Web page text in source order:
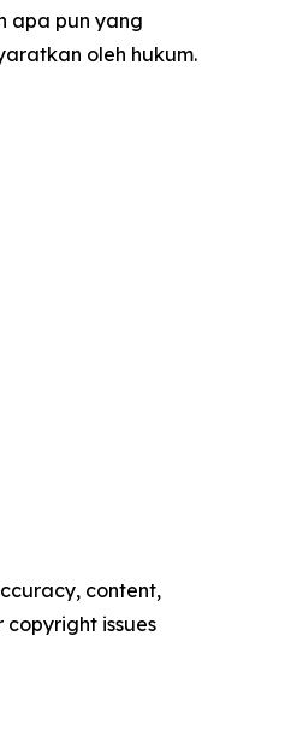
apa pun yang
oleh hukum.
content,
issues